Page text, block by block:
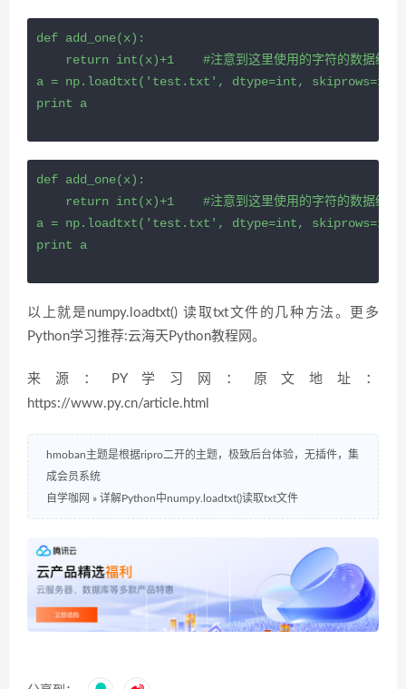
def add_one(x):
return int(x)+1    #注意到这里使用的字符的数据结构
a = np.loadtxt('test.txt', dtype=int, skiprows=1,
print a
def add_one(x):
return int(x)+1    #注意到这里使用的字符的数据结构
a = np.loadtxt('test.txt', dtype=int, skiprows=1,
print a
以上就是numpy.loadtxt() 读取txt文件的几种方法。更多
Python学习推荐:云海天Python教程网。
来源：PY学习网：原文地址：
https://www.py.cn/article.html
hmoban主题是根据ripro二开的主题，极致后台体验，无插件，集
成会员系统
自学咖网 » 详解Python中numpy.loadtxt()读取txt文件